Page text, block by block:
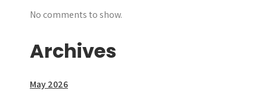
No comments to show.
Archives
May 2026